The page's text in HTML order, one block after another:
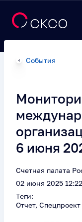
События
6 июня
Счетная палата
02 июня 2025 12:22
Теги:
Отчет, Спецпроект